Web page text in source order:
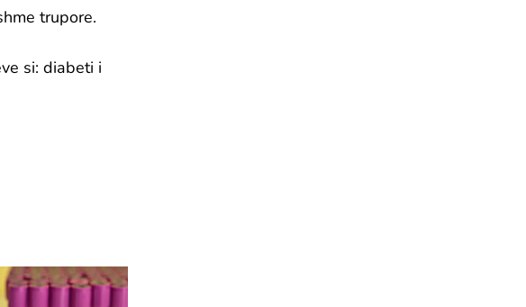
trupore.
si: diabeti i